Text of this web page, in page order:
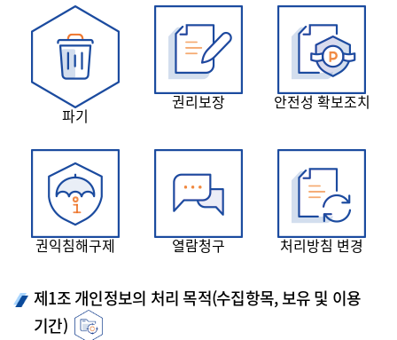
파기
권리보장 안전성 확보조치
권익침해구제 열람청구 처리방침 변경
제1조 개인정보의 처리 목적(수집항목, 보유 및 이용
기간)